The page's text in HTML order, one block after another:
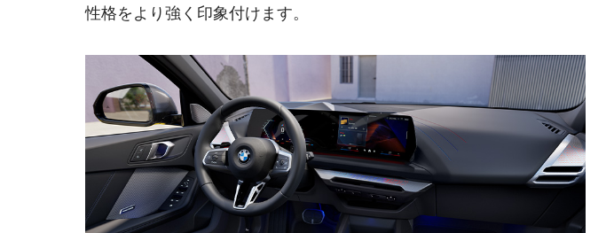
性格をより強く印象付けます。